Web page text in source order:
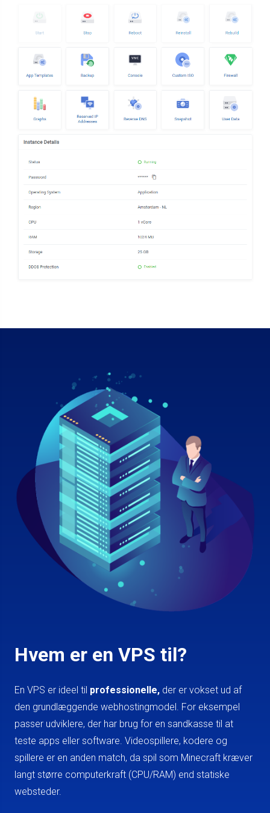
Hvem er en VPS til?
En VPS er ideel til professionelle, der er vokset ud af
den grundlæggende webhostingmodel. For eksempel
passer udviklere, der har brug for en sandkasse til at
teste apps eller software. Videospillere, kodere og
spillere er en anden match, da spil som Minecraft kræver
langt større computerkraft (CPU/RAM) end statiske
websteder.